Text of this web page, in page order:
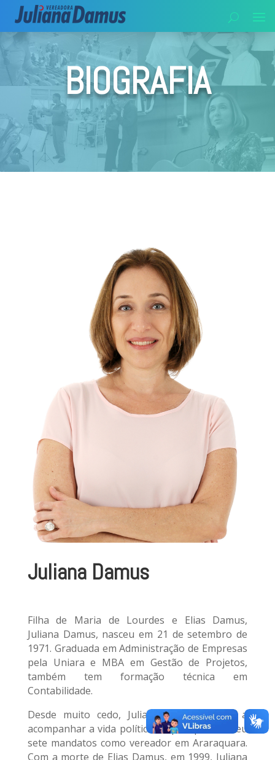
BIOGRAFIA
Juliana Damus
Filha de Maria de Lourdes e Elias Damus,
Juliana Damus, nasceu em 21 de setembro de
1971. Graduada em Administração de Empresas
pela Uniara e MBA em Gestão de Projetos,
também tem formação técnica em
Contabilidade.
Desde muito cedo, Juliana se acostumou a
acompanhar a vida política do pai, que exerceu
sete mandatos como vereador em Araraquara.
Com a morte de Elias Damus, em 1999, Juliana